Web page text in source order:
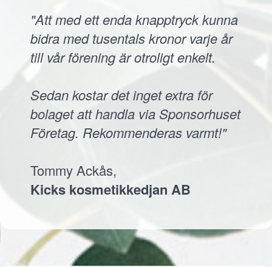
"Att med ett enda knapptryck kunna
bidra med tusentals kronor varje år
till vår förening är otroligt enkelt.
Sedan kostar det inget extra för
bolaget att handla via Sponsorhuset
Företag. Rekommenderas varmt!"
Tommy Ackås,
Kicks kosmetikkedjan AB